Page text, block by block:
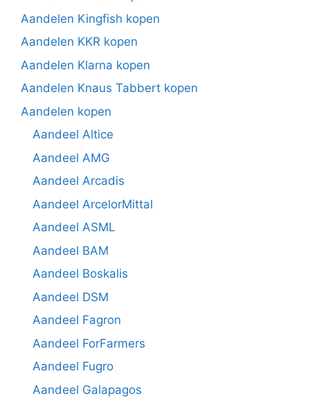
Aandelen Kingfish kopen
Aandelen KKR kopen
Aandelen Klarna kopen
Aandelen Knaus Tabbert kopen
Aandelen kopen
Aandeel Altice
Aandeel AMG
Aandeel Arcadis
Aandeel ArcelorMittal
Aandeel ASML
Aandeel BAM
Aandeel Boskalis
Aandeel DSM
Aandeel Fagron
Aandeel ForFarmers
Aandeel Fugro
Aandeel Galapagos